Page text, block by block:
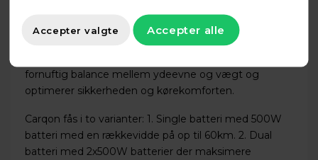
flere sensorer der gør det muligt for motoren at
matche ydeevnen til vægten af selve ladcyklen den
fornuftig balance mellem ydeevne og vægt og
optimerer sikkerheden og kørekomforten.
Carqon fås i to varianter: 1. Single batteri med 500W
batteri med en rækkevidde på op til 60km. 2. Dual
batteri med 2x500W batterier der maksimere